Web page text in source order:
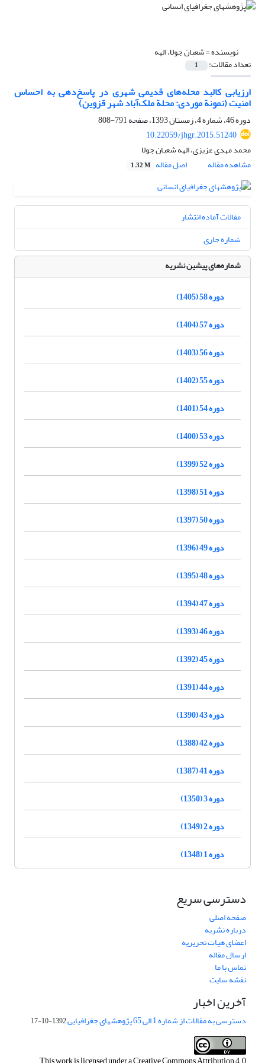
نویسنده =شعبان جولا، الهه
تعداد مقالات: 1
ارزیابی کالبد محله‌‌‌های قدیمی شهری در پاسخ‌دهی به احساس
امنیت (نمونة موردی: محلة ملک‌آباد شهر قزوین)
دوره 46، شماره 4، زمستان 1393، صفحه
791-808
10.22059/jhgr.2015.51240
محمد مهدی عزیزی، الهه شعبان جولا
مشاهده مقاله
اصل مقاله 1.32 M
مقالات آماده انتشار
شماره جاری
شماره‌های پیشین نشریه
دوره 58 (1405)
دوره 57 (1404)
دوره 56 (1403)
دوره 55 (1402)
دوره 54 (1401)
دوره 53 (1400)
دوره 52 (1399)
دوره 51 (1398)
دوره 50 (1397)
دوره 49 (1396)
دوره 48 (1395)
دوره 47 (1394)
دوره 46 (1393)
دوره 45 (1392)
دوره 44 (1391)
دوره 43 (1390)
دوره 42 (1388)
دوره 41 (1387)
دوره 3 (1350)
دوره 2 (1349)
دوره 1 (1348)
دسترسی سریع
صفحه اصلی
درباره نشریه
اعضای هیات تحریریه
ارسال مقاله
تماس با ما
نقشه سایت
آخرین اخبار
دسترسی به مقالات از شماره 1 الی 65 پژوهشهای جغرافیایی 1392-10-17